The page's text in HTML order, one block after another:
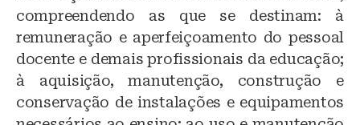
compreendendo as que se destinam: à
remuneração e aperfeiçoamento do pessoal
docente e demais profissionais da educação;
à aquisição, manutenção, construção e
conservação de instalações e equipamentos